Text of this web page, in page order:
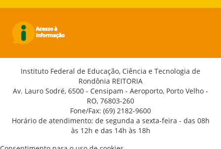
Instituto Federal de Educação, Ciência e Tecnologia de
Rondônia REITORIA
Av. Lauro Sodré, 6500 - Censipam - Aeroporto, Porto Velho -
RO, 76803-260
Fone/Fax: (69) 2182-9600
Horário de atendimento: de segunda a sexta-feira - das 08h
às 12h e das 14h às 18h